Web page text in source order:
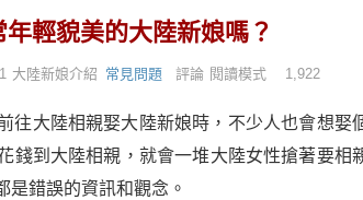
年輕貌美的大陸新娘嗎？
大陸新娘介紹 常見問題 評論 1,922
閱讀模式
往大陸相親娶大陸新娘時，不少人也會想娶
錢到大陸相親，就會一堆大陸女性搶著要相
是錯誤的資訊和觀念。